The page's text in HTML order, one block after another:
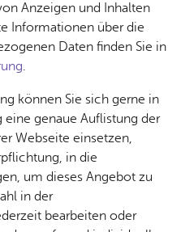
Bauen
& Um­
welt
Geo­
da­ten
Ge­
sund­
heit &
kum
Ver­an­stal­tung dru­cken
2017
Anzeigen und Inhalten
Informationen über die
Daten finden Sie in
.
können Sie sich gerne in
eine genaue Auflistung der
Webseite einsetzen,
in die
um dieses Angebot zu
in der
bearbeiten oder